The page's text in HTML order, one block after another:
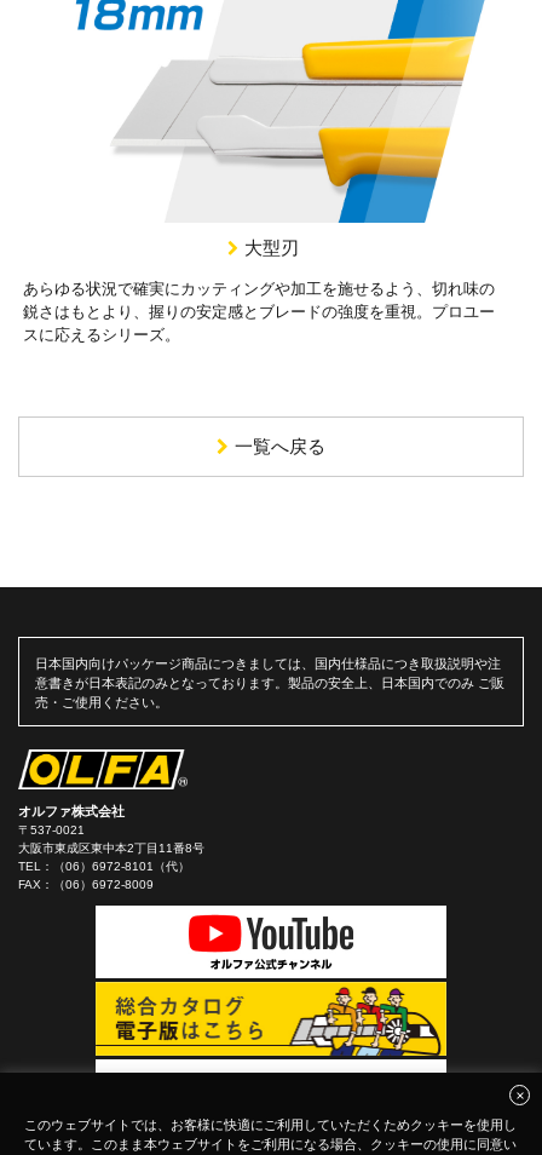
このウェブサイトでは、お客様に快適にご利用していただくためクッキーを使用し
ています。このまま本ウェブサイトをご利用になる場合、クッキーの使用に同意い
大型刃
あらゆる状況で確実にカッティングや加工を施せるよう、切れ味の
鋭さはもとより、握りの安定感とブレードの強度を重視。プロユー
スに応えるシリーズ。
一覧へ戻る
日本国内向けパッケージ商品につきましては、国内仕様品につき取扱説明や注
意書きが日本表記のみとなっております。製品の安全上、日本国内でのみ ご販
売・ご使用ください。
オルファ株式会社
〒537-0021
大阪市東成区東中本2丁目11番8号
TEL：
（06）6972-8101（代）
FAX：（06）6972-8009